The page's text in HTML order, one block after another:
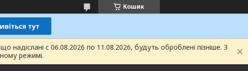
Кошик
с 06.08.2026 по 11.08.2026, будуть оброблені пізніше. З
режимі.